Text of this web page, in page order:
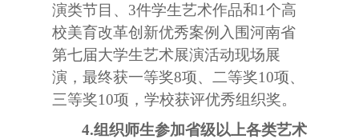
演类节目、 3件学生艺术作品和1个高
校美育改革创新优秀案例入围河南省
第七届大学生艺术展演活动现场展
演，最终获一等奖8项、二等奖10项、
三等奖10项，学校获评优秀组织奖。
4.组织师生参加省级以上各类艺术